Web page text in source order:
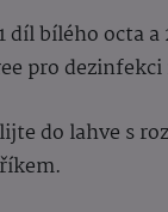
díl bílého octa
pro
do lahve s